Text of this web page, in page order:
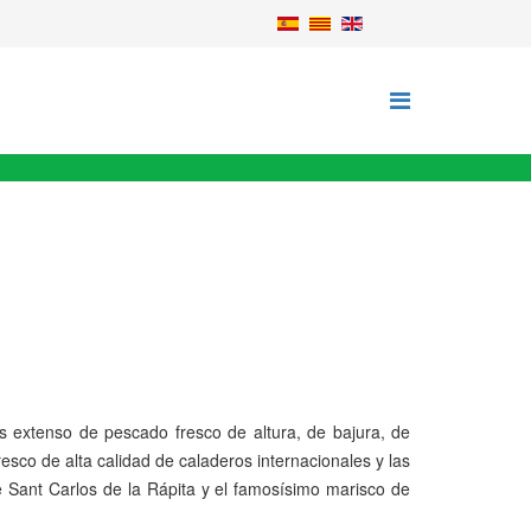
extenso de pescado fresco de altura, de bajura, de
de alta calidad de caladeros internacionales y las
Carlos de la Rápita y el famosísimo marisco de